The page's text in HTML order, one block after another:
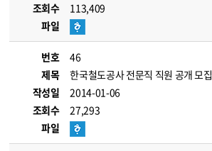
조회수
113,409
파일
번호
46
제목
한국철도공사 전문직 직원 공개 모집
작성일
2014-01-06
조회수
27,293
파일